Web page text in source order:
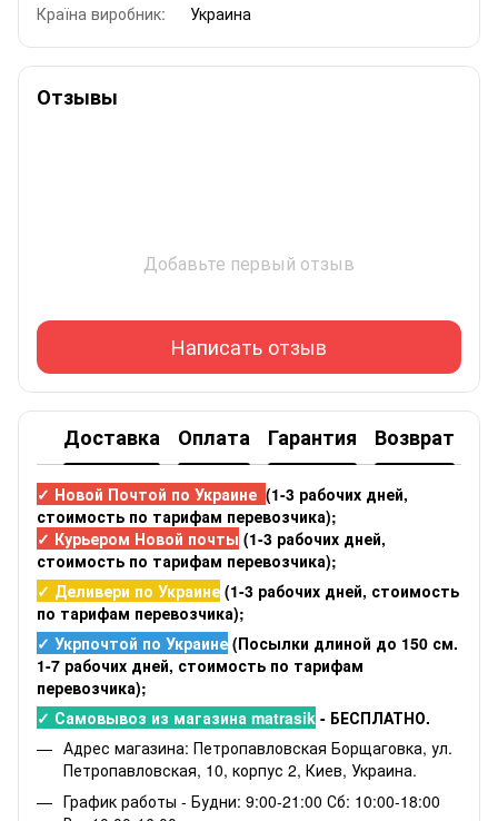
Країна виробник:
Украина
Отзывы
Добавьте первый отзыв
Написать отзыв
Доставка Оплата Гарантия Возврат
✓ Новой Почтой по Украине (1-3 рабочих дней,
стоимость по тарифам перевозчика);
✓ Курьером Новой почты (1-3 рабочих дней,
стоимость по тарифам перевозчика);
✓ Деливери по Украине (1-3 рабочих дней, стоимость
по тарифам перевозчика);
✓ Укрпочтой по Украине (Посылки длиной до 150 см.
1-7 рабочих дней, стоимость по тарифам
перевозчика);
✓ Самовывоз из магазина matrasik - БЕСПЛАТНО.
Адрес магазина: Петропавловская Борщаговка, ул.
Петропавловская, 10, корпус 2, Киев, Украина.
График работы - Будни: 9:00-21:00 Сб: 10:00-18:00